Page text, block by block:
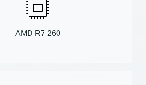
AMD R7-260